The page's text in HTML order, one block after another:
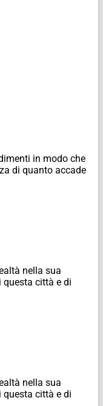
in modo che
di quanto accade
nella sua
questa città e di
nella sua
questa città e di